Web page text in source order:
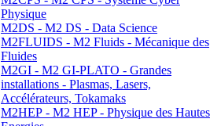
Physique
M2DS - M2 DS - Data Science
M2FLUIDS - M2 Fluids - Mécanique des
Fluides
M2GI - M2 GI-PLATO - Grandes
installations - Plasmas, Lasers,
Accélérateurs, Tokamaks
M2HEP - M2 HEP - Physique des Hautes